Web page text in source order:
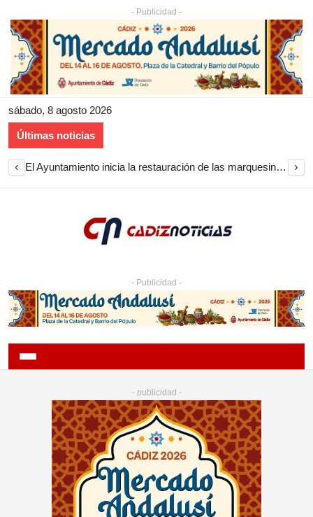
- Publicidad -
sábado, 8 agosto 2026
Últimas noticias
‹ El Ayuntamiento inicia la restauración de las marquesinas de Plaza Esteve para volver a instalarlas en el centro de Jerez ›
- Publicidad -
- publicidad -